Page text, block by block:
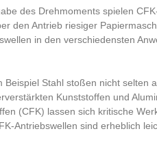
des Drehmoments spielen
den Antrieb riesiger
in den verschiedensten
Stahl stoßen nicht selten
Kunststoffen und
(CFK) lassen sich kritische
Antriebswellen sind erheblich